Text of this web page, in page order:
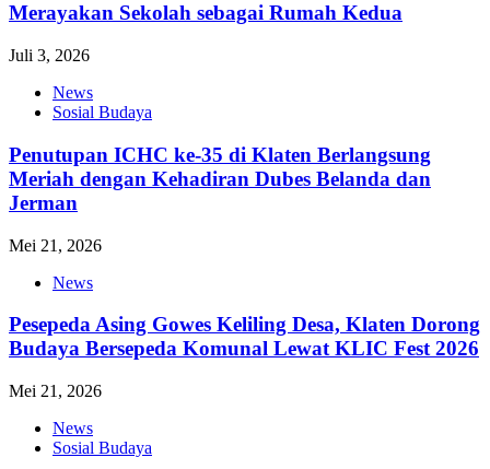
Merayakan Sekolah sebagai Rumah Kedua
Juli 3, 2026
News
Sosial Budaya
Penutupan ICHC ke-35 di Klaten Berlangsung
Meriah dengan Kehadiran Dubes Belanda dan
Jerman
Mei 21, 2026
News
Pesepeda Asing Gowes Keliling Desa, Klaten Dorong
Budaya Bersepeda Komunal Lewat KLIC Fest 2026
Mei 21, 2026
News
Sosial Budaya